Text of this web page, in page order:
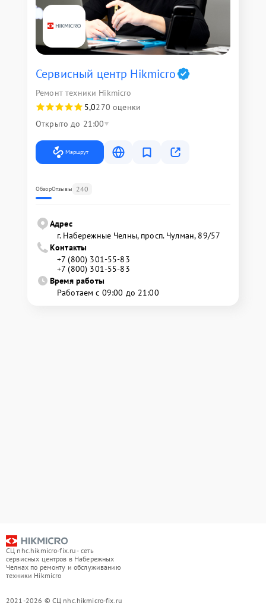
Сервисный центр Hikmicro
Ремонт техники Hikmicro
5,0270 оценки
Открыто до 21:00
Маршрут
ОбзорОтзывы 240
Адрес
г. Набережные Челны, просп. Чулман, 89/57
Контакты
+7 (800) 301-55-83
+7 (800) 301-55-83
Время работы
Работаем с 09:00 до 21:00
СЦ nhc.hikmicro-fix.ru - сеть
сервисных центров в Набережных
Челнах по ремонту и обслуживанию
техники Hikmicro
2021-2026 © СЦ nhc.hikmicro-fix.ru